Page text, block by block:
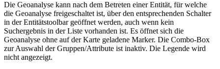
Die Geoanalyse kann nach dem Betreten einer Entität, für welche
die Geoanalyse freigeschaltet ist, über den entsprechenden Schalter
in der Entitätstoolbar geöffnet werden, auch wenn kein
Suchergebnis in der Liste vorhanden ist. Es öffnet sich die
Geoanalyse ohne auf der Karte geladene Marker. Die Combo-Box
zur Auswahl der Gruppen/Attribute ist inaktiv. Die Legende wird
nicht angezeigt.